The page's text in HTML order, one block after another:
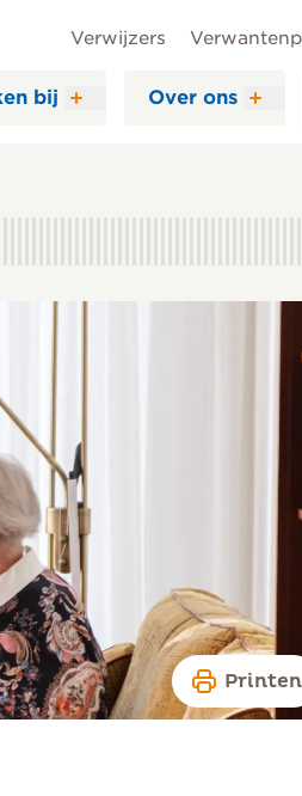
bij Over ons
Verwijzers
Printen